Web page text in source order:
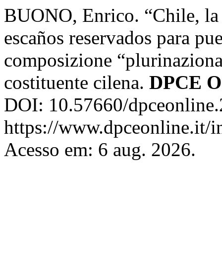
BUONO, Enrico. “Chile,
escaños reservados para
composizione
costituente cilena. DPCE
DOI: 10.57660/
https://www.dpceonline.it/
Acesso em: 6 aug. 2026.